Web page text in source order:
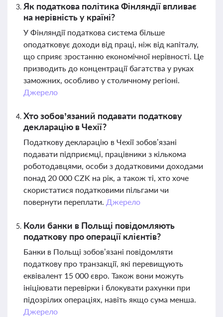
Як податкова політика Фінляндії впливає
на нерівність у країні?
У Фінляндії податкова система більше
оподатковує доходи від праці, ніж від капіталу,
що сприяє зростанню економічної нерівності. Це
призводить до концентрації багатства у руках
заможних, особливо у столичному регіоні.
Джерело
Хто зобов’язаний подавати податкову
декларацію в Чехії?
Податкову декларацію в Чехії зобов’язані
подавати підприємці, працівники з кількома
роботодавцями, особи з додатковими доходами
понад 20 000 CZK на рік, а також ті, хто хоче
скористатися податковими пільгами чи
повернути переплати. Джерело
Коли банки в Польщі повідомляють
податкову про операції клієнтів?
Банки в Польщі зобов’язані повідомляти
податкову про транзакції, які перевищують
еквівалент 15 000 євро. Також вони можуть
ініціювати перевірки і блокувати рахунки при
підозрілих операціях, навіть якщо сума менша.
Джерело